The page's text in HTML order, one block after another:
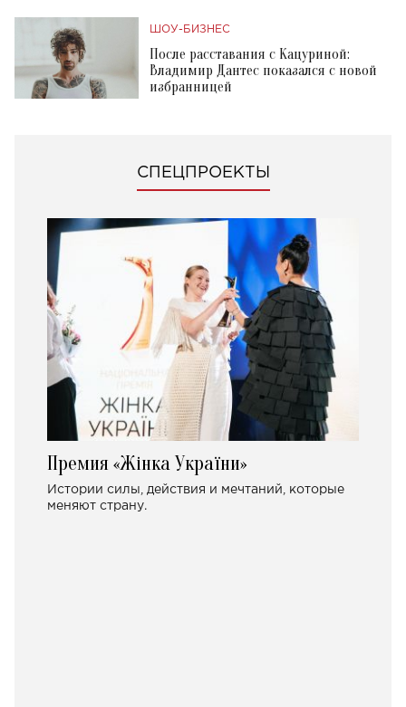
ШОУ-БИЗНЕС
После расставания с Кацуриной:
Владимир Дантес показался с новой
избранницей
СПЕЦПРОЕКТЫ
Премия «Жінка України»
Истории силы, действия и мечтаний, которые
меняют страну.